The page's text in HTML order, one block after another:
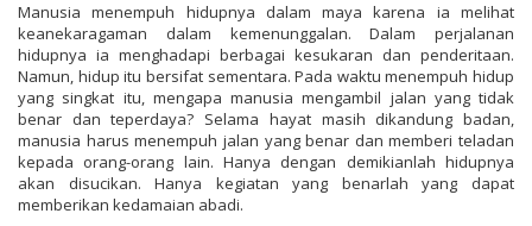
Manusia menempuh hidupnya dalam maya karena ia melihat
keanekaragaman dalam kemenunggalan. Dalam perjalanan
hidupnya ia menghadapi berbagai kesukaran dan penderitaan.
Namun, hidup itu bersifat sementara. Pada waktu menempuh hidup
yang singkat itu, mengapa manusia mengambil jalan yang tidak
benar dan teperdaya? Selama hayat masih dikandung badan,
manusia harus menempuh jalan yang benar dan memberi teladan
kepada orang-orang lain. Hanya dengan demikianlah hidupnya
akan disucikan. Hanya kegiatan yang benarlah yang dapat
memberikan kedamaian abadi.